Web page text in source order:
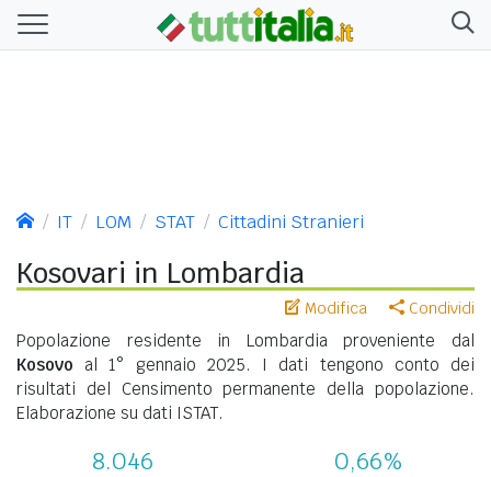
IT LOM STAT Cittadini Stranieri
Kosovari in Lombardia
Modifica Condividi
Popolazione residente in Lombardia proveniente dal
Kosovo al 1° gennaio 2025. I dati tengono conto dei
risultati del Censimento permanente della popolazione.
Elaborazione su dati ISTAT.
8.046 0,66%